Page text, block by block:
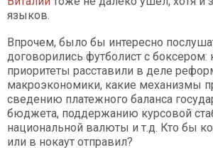
языков.
Впрочем, было бы интересно
договорились футболист с боксером:
приоритеты расставили в деле
макроэкономики, какие механизмы
сведению платежного баланса
бюджета, поддержанию курсовой
национальной валюты и т.д. Кто бы
или в нокаут отправил?